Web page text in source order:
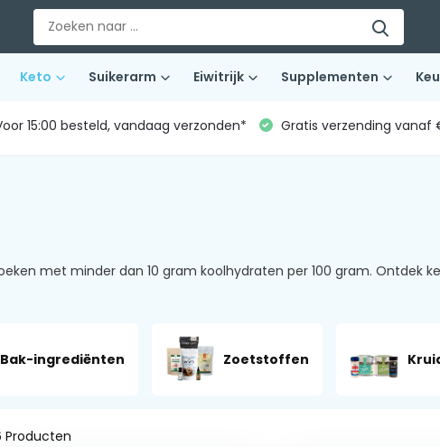
Keto Suikerarm Eiwitrijk Supplementen
15:00 besteld, vandaag verzonden* Gratis verzending vanaf
met minder dan 10 gram koolhydraten per 100 gram.
Bak-ingrediënten Zoetstoffen
Producten